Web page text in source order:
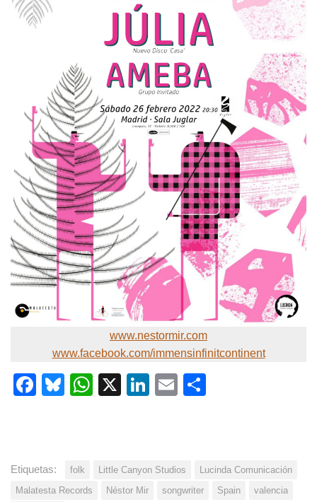
www.nestormir.com
www.facebook.com/immensinfinitcontinent
Facebook
Bluesky
WhatsApp
X LinkedIn
Email
Etiquetas: folk Little Canyon Studios
Lucinda Comunicación
Malatesta Records
Néstor Mir songwriter Spain
valencia